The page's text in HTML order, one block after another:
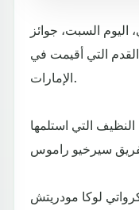
اليوم السبت، جوائز
التي أقيمت في
الإمارات.
التي استلمها
لوكا مودريتش